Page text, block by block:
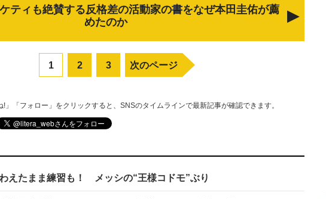
ティも絶賛する反格差の活動家の書をなぜ本田圭佑が薦
めたのか
1 2 3 次のページ
!」「フォロー」をクリックすると、SNSのタイムラインで最新記事が確認できます。
えたまま練習も！ メッシの“王様コドモ”ぶり